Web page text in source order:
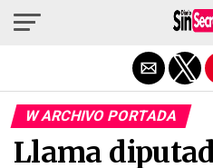
W ARCHIVO PORTADA
Llama
Salir de la